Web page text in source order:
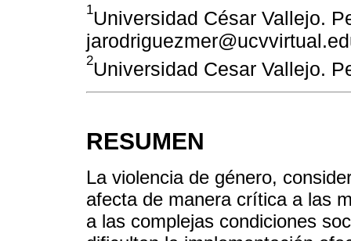
1Universidad César Vallejo.
2Universidad Cesar Vallejo.
RESUMEN
La violencia de género,
afecta de manera crítica a las
a las complejas condiciones